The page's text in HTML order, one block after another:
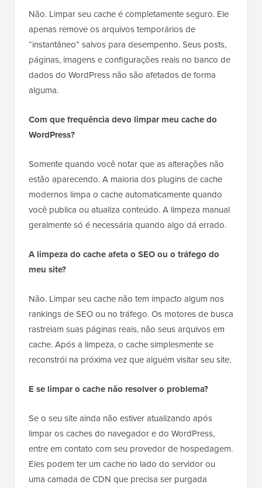
Não. Limpar seu cache é completamente seguro. Ele
apenas remove os arquivos temporários de
“instantâneo” salvos para desempenho. Seus posts,
páginas, imagens e configurações reais no banco de
dados do WordPress não são afetados de forma
alguma.
Com que frequência devo limpar meu cache do
WordPress?
Somente quando você notar que as alterações não
estão aparecendo. A maioria dos plugins de cache
modernos limpa o cache automaticamente quando
você publica ou atualiza conteúdo. A limpeza manual
geralmente só é necessária quando algo dá errado.
A limpeza do cache afeta o SEO ou o tráfego do
meu site?
Não. Limpar seu cache não tem impacto algum nos
rankings de SEO ou no tráfego. Os motores de busca
rastreiam suas páginas reais, não seus arquivos em
cache. Após a limpeza, o cache simplesmente se
reconstrói na próxima vez que alguém visitar seu site.
E se limpar o cache não resolver o problema?
Se o seu site ainda não estiver atualizando após
limpar os caches do navegador e do WordPress,
entre em contato com seu provedor de hospedagem.
Eles podem ter um cache no lado do servidor ou
uma camada de CDN que precisa ser purgada